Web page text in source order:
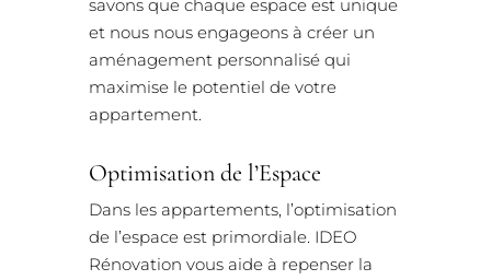
savons que chaque espace est unique
et nous nous engageons à créer un
aménagement personnalisé qui
maximise le potentiel de votre
appartement.
Optimisation de l’Espace
Dans les appartements, l’optimisation
de l’espace est primordiale. IDEO
Rénovation vous aide à repenser la